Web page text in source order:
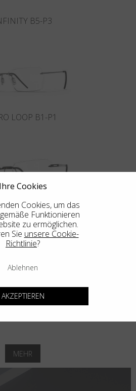
B5-P3
LOOP B1-P1
LOOP B2-P1
MEHR
Ihre Cookies
Cookies, um das
Funktionieren
zu ermöglichen.
Sie unsere Cookie-
Richtlinie?
Ablehnen
AKZEPTIEREN